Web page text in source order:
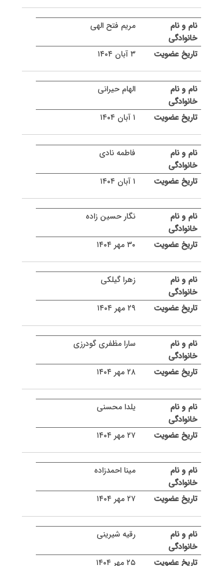
مریم فتح الهی
۳ آبان ۱۴۰۴
الهام حیرانی
۱ آبان ۱۴۰۴
فاطمه نادی
۱ آبان ۱۴۰۴
نگار حسین زاده
۳۰ مهر ۱۴۰۴
زهرا گیلکی
۲۹ مهر ۱۴۰۴
سارا مظفری گودرزی
۲۸ مهر ۱۴۰۴
یلدا محسنی
۲۷ مهر ۱۴۰۴
مینا احمدزاده
۲۷ مهر ۱۴۰۴
رقیه شیرینی
۲۵ مهر ۱۴۰۴